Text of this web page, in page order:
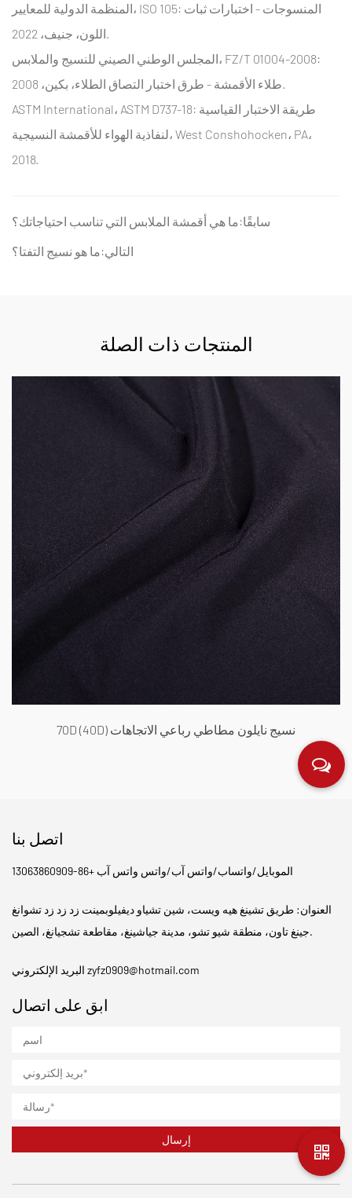
المنظمة الدولية للمعايير، ISO 105: المنسوجات - اختبارات ثبات
اللون، جنيف، 2022.
المجلس الوطني الصيني للنسيج والملابس، FZ/T 01004-2008:
طلاء الأقمشة - طرق اختبار التصاق الطلاء، بكين، 2008.
ASTM International، ASTM D737-18: طريقة الاختبار القياسية
لنفاذية الهواء للأقمشة النسيجية، West Conshohocken، PA،
2018.
سابقًا:ما هي أقمشة الملابس التي تناسب احتياجاتك؟
التالي:ما هو نسيج التفتا؟
المنتجات ذات الصلة
70D (40D) قماش مطاطي رباعي الاتجاهات مزدوج الملتوي
اتصل بنا
الموبايل/واتساب/واتس آب/واتس واتس آب +86-13063860909
العنوان: طريق تشينغ هيه ويست، شين تشياو ديفيلوبمينت زد زد زد تشوانغ
جينغ تاون، منطقة شيو تشو، مدينة جياشينغ، مقاطعة تشجيانغ، الصين.
zyfz0909@hotmail.com
ابق على اتصال